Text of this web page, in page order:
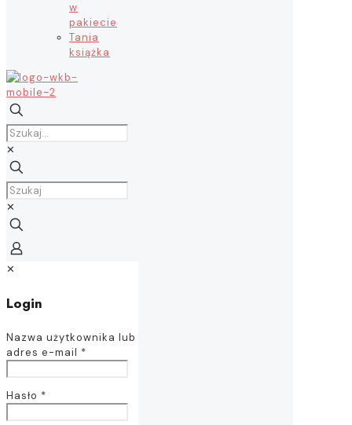
w
pakiecie
Tania
książka
✕
✕
✕
Login
Nazwa użytkownika lub
adres e-mail *
Hasło *